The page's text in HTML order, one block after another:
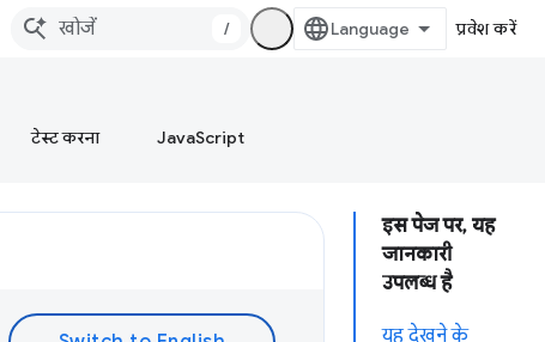
/ प्रवेश करें
टेस्ट करना JavaScript
इस पेज पर, यह
जानकारी
उपलब्ध है
यह देखने के